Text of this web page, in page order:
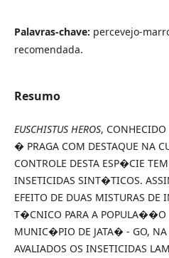
Palavras-chave: percevejo-
recomendada.
Resumo
EUSCHISTUS HEROS, CONHECIDO
� PRAGA COM DESTAQUE NA
CONTROLE DESTA ESP�CIE
INSETICIDAS SINT�TICOS.
EFEITO DE DUAS MISTURAS DE
T�CNICO PARA A POPULA��O
MUNIC�PIO DE JATA� - GO, NA
AVALIADOS OS INSETICIDAS